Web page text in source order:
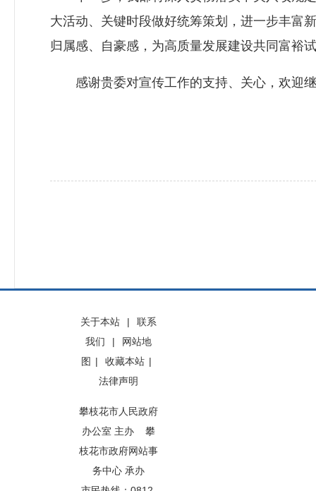
大活动、关键时段做好统筹策划，进一步丰富
归属感、自豪感，为高质量发展建设共同富裕
感谢贵委对宣传工作的支持、关心，欢迎继
关于本站 |
联系
我们
|
网站地
图 | 收藏本站 |
法律声明
攀枝花市人民政府
办公室 主办 攀
枝花市政府网站事
务中心 承办